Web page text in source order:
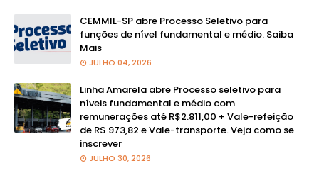
CEMMIL-SP abre Processo Seletivo para
funções de nível fundamental e médio. Saiba
Mais
JULHO 04, 2026
Linha Amarela abre Processo seletivo para
níveis fundamental e médio com
remunerações até R$2.811,00 + Vale-refeição
de R$ 973,82 e Vale-transporte. Veja como se
inscrever
JULHO 30, 2026